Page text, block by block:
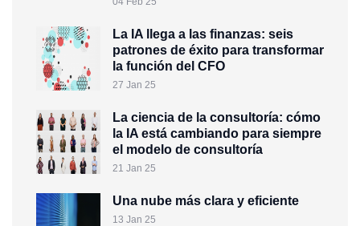
La IA llega a las finanzas: seis
patrones de éxito para transformar
la función del CFO
27 Jan 25
La ciencia de la consultoría: cómo
la IA está cambiando para siempre
el modelo de consultoría
21 Jan 25
Una nube más clara y eficiente
13 Jan 25